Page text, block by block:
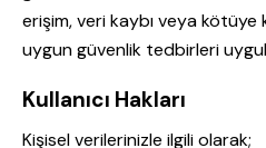
erişim, veri kaybı veya kötüye
uygun güvenlik tedbirleri
Kullanıcı Hakları
Kişisel verilerinizle ilgili olarak;